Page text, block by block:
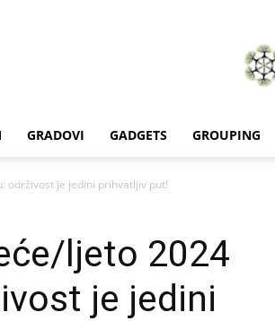
GRADOVI GADGETS GROUPING
održivost je jedini prihvatljiv put!
ljeto 2024
je jedini